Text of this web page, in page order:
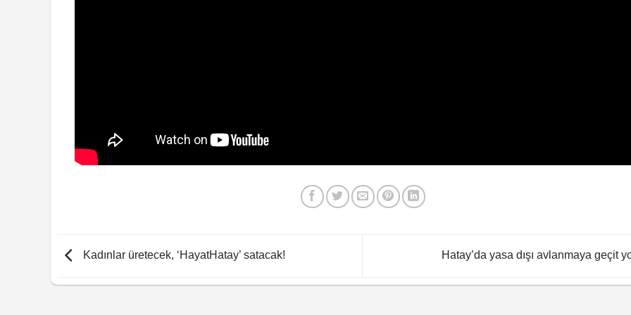
Kadınlar üretecek, ‘HayatHatay’ satacak! Hatay’da yasa dışı avlanmaya geçit